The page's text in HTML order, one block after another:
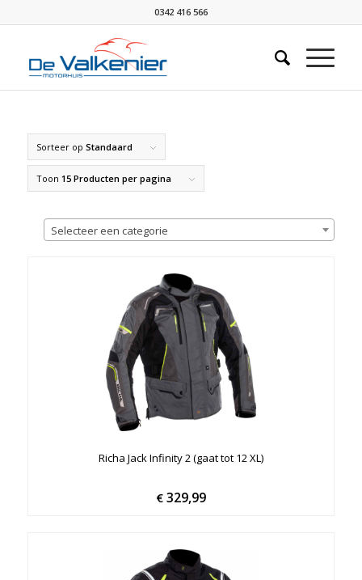
0342 416 566
Sorteer op Standaard
Toon 15 Producten per pagina
Selecteer een categorie
Richa Jack Infinity 2 (gaat tot 12 XL)
€329,99